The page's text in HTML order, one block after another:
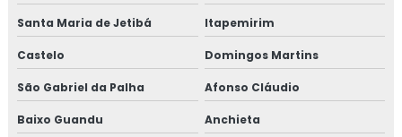
Santa Maria de Jetibá Itapemirim
Castelo Domingos Martins
São Gabriel da Palha Afonso Cláudio
Baixo Guandu Anchieta